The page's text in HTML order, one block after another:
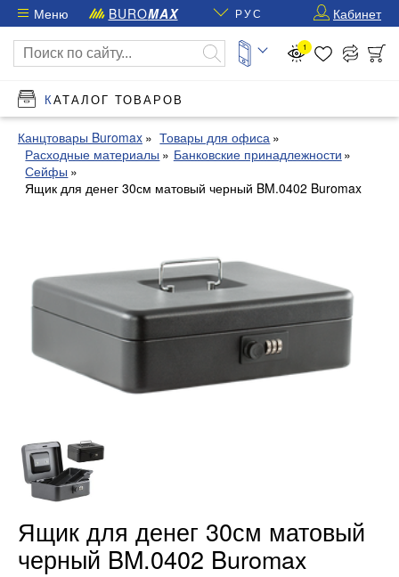
Меню BUROMAX РУС Кабинет
1
КАТАЛОГ ТОВАРОВ
Канцтовары Buromax
Товары для офиса
Расходные материалы
Банковские принадлежности
Сейфы
Ящик для денег 30см матовый черный BM.0402 Buromax
Ящик для денег 30см матовый
черный BM.0402 Buromax